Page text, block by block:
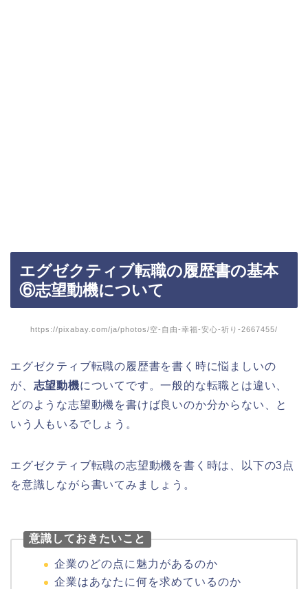
エグゼクティブ転職の履歴書の基本
⑥志望動機について
https://pixabay.com/ja/photos/空-自由-幸福-安心-祈り-2667455/
エグゼクティブ転職の履歴書を書く時に悩ましいの
が、 志望動機についてです。一般的な転職とは違い、
どのような志望動機を書けば良いのか分からない、と
いう人もいるでしょう。
エグゼクティブ転職の志望動機を書く時は、以下の3点
を意識しながら書いてみましょう。
意識しておきたいこと
企業のどの点に魅力があるのか
企業はあなたに何を求めているのか